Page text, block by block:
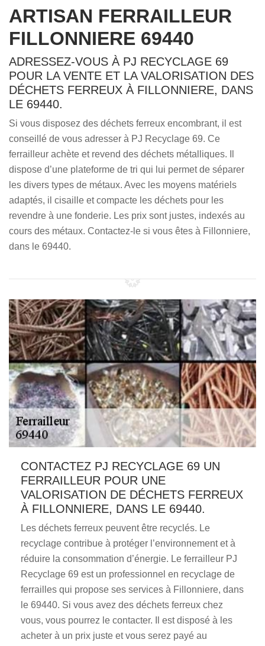
ARTISAN FERRAILLEUR
FILLONNIERE 69440
ADRESSEZ-VOUS À PJ RECYCLAGE 69
POUR LA VENTE ET LA VALORISATION DES
DÉCHETS FERREUX À FILLONNIERE, DANS
LE 69440.
Si vous disposez des déchets ferreux encombrant, il est
conseillé de vous adresser à PJ Recyclage 69. Ce
ferrailleur achète et revend des déchets métalliques. Il
dispose d’une plateforme de tri qui lui permet de séparer
les divers types de métaux. Avec les moyens matériels
adaptés, il cisaille et compacte les déchets pour les
revendre à une fonderie. Les prix sont justes, indexés au
cours des métaux. Contactez-le si vous êtes à Fillonniere,
dans le 69440.
CONTACTEZ PJ RECYCLAGE 69 UN
FERRAILLEUR POUR UNE
VALORISATION DE DÉCHETS FERREUX
À FILLONNIERE, DANS LE 69440.
Les déchets ferreux peuvent être recyclés. Le
recyclage contribue à protéger l’environnement et à
réduire la consommation d’énergie. Le ferrailleur PJ
Recyclage 69 est un professionnel en recyclage de
ferrailles qui propose ses services à Fillonniere, dans
le 69440. Si vous avez des déchets ferreux chez
vous, vous pourrez le contacter. Il est disposé à les
acheter à un prix juste et vous serez payé au